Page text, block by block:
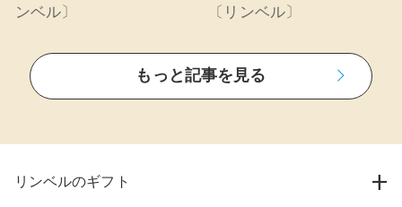
ンベル〕
〔リンベル〕
もっと記事を見る
リンベルのギフト